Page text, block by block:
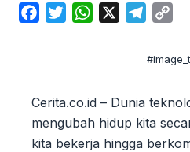
o
W
s
A
l
g
r
a
p
Cerita.co.id – Dunia
mengubah hidup kita
kita bekerja hingga